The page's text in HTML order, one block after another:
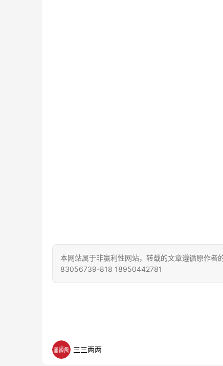
本网站属于非赢利性网站，转载的文章遵循原作
83056739-818 18950442781
三三两两